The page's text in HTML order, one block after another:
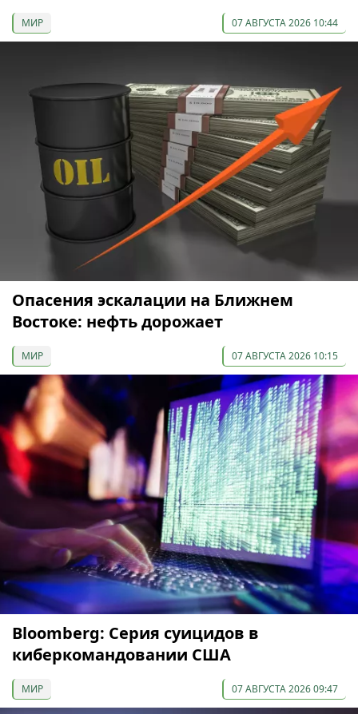
МИР 07 АВГУСТА 2026 10:44
Опасения эскалации на Ближнем
Востоке: нефть дорожает
МИР 07 АВГУСТА 2026 10:15
Bloomberg: Серия суицидов в
киберкомандовании США
МИР 07 АВГУСТА 2026 09:47